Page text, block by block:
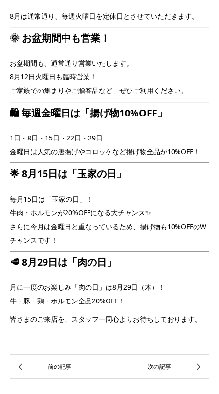
8月は通常通り、 毎週火曜日を定休日とさせていただきます。
🌞 お盆期間中も営業！
お盆期間も、通常通り営業いたします。
8月12日火曜日も臨時営業！
ご家族での集まりやご贈答品など、ぜひご利用ください。
🛍️ 毎週金曜日は「揚げ物10%OFF」
1日・8日・15日・22日・29日
金曜日は人気の唐揚げやコロッケなど揚げ物全品が10%OFF！
🌟 8月15日は「玉家の日」
毎月15日は「玉家の日」！
牛肉・ホルモンが20%OFFになる大チャンス✨
さらに今月は金曜日と重なっているため、揚げ物も10%OFFのW
チャンスです！
🥩 8月29日は「肉の日」
月に一度のお楽しみ「肉の日」は8月29日（木）！
牛・豚・鶏・ホルモン全品20%OFF！
皆さまのご来店を、スタッフ一同心よりお待ちしております。